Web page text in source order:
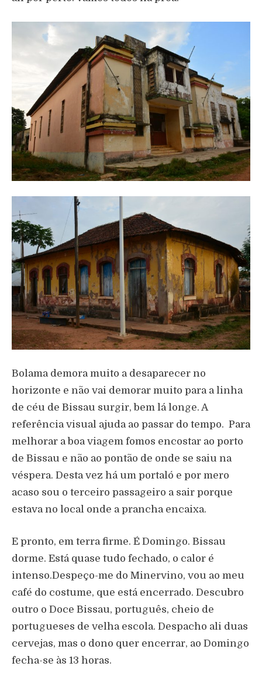
Bolama demora muito a desaparecer no
horizonte e não vai demorar muito para a linha
de céu de Bissau surgir, bem lá longe. A
referência visual ajuda ao passar do tempo. Para
melhorar a boa viagem fomos encostar ao porto
de Bissau e não ao pontão de onde se saiu na
véspera. Desta vez há um portaló e por mero
acaso sou o terceiro passageiro a sair porque
estava no local onde a prancha encaixa.
E pronto, em terra firme. É Domingo. Bissau
dorme. Está quase tudo fechado, o calor é
intenso.Despeço-me do Minervino, vou ao meu
café do costume, que está encerrado. Descubro
outro o Doce Bissau, português, cheio de
portugueses de velha escola. Despacho ali duas
cervejas, mas o dono quer encerrar, ao Domingo
fecha-se às 13 horas.